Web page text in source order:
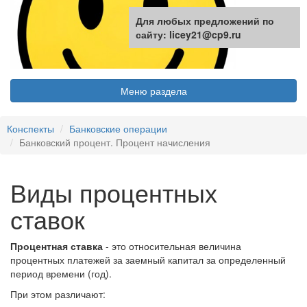
Меню раздела
Конспекты
Банковские операции
Банковский процент. Процент начисления
Виды процентных
ставок
Процентная ставка - это относительная величина
процентных платежей за заемный капитал за определенный
период времени (год).
При этом различают:
Для любых предложений по
сайту: licey21@cp9.ru